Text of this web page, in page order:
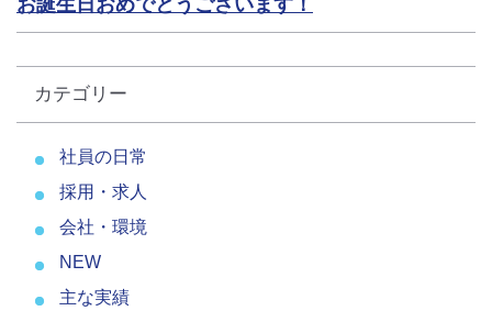
お誕生日おめでとうございます！
カテゴリー
社員の日常
採用・求人
会社・環境
NEW
主な実績